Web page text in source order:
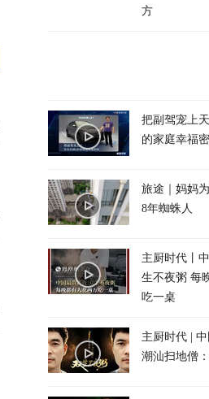
方
把副驾宠上
的家庭幸福
旅途｜妈妈
8年蜘蛛人
主厨时代丨
生不夜粥 每
吃一桌
主厨时代 |
潮汕扫地僧